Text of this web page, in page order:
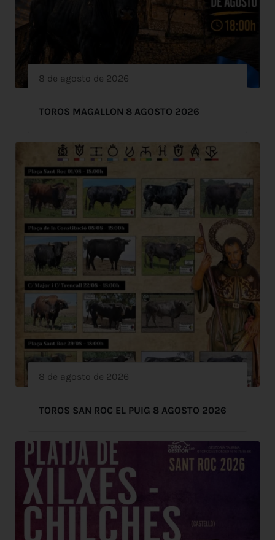
8 de agosto de 2026
TOROS MAGALLON 8 AGOSTO 2026
8 de agosto de 2026
TOROS SAN ROC EL PUIG 8 AGOSTO 2026